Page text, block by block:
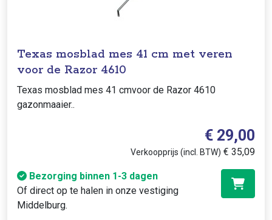
Texas mosblad mes 41 cm met veren
voor de Razor 4610
Texas mosblad mes 41 cmvoor de Razor 4610
gazonmaaier..
€ 29,00
Verkoopprijs (incl. BTW) € 35,09
Bezorging binnen 1-3 dagen
Of direct op te halen in onze vestiging
Middelburg.